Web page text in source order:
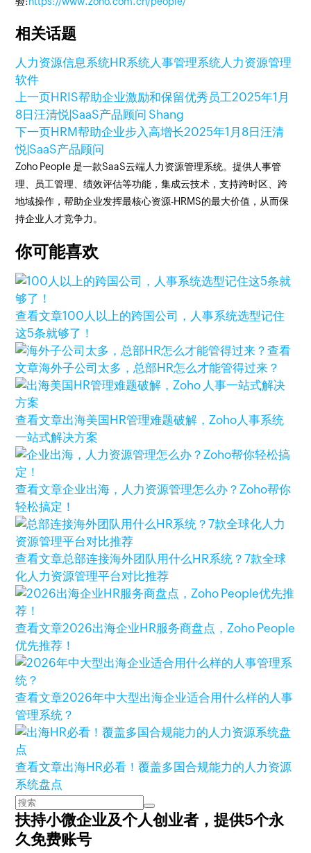
相关话题
人力资源信息系统HR系统人事管理系统人力资源管理
软件
上一页HRIS帮助企业激励和保留优秀员工2025年1月
8日汪清悦|SaaS产品顾问 Shang
下一页HRM帮助企业步入高增长2025年1月8日汪清
悦|SaaS产品顾问
Zoho People 是一款SaaS云端人力资源管理系统。提供人事管
理、员工管理、绩效评估等功能，集成云技术，支持跨时区、跨
地域操作，帮助企业发挥最核心资源-HRMS的最大价值，从而保
持企业人才竞争力。
你可能喜欢
查看文章100人以上的跨国公司，人事系统选型记住
这5条就够了！
查看
文章海外子公司太多，总部HR怎么才能管得过来？
查看文章出海美国HR管理难题破解，Zoho人事系统
一站式解决方案
查看文章企业出海，人力资源管理怎么办？Zoho帮你
轻松搞定！
查看文章总部连接海外团队用什么HR系统？7款全球
化人力资源管理平台对比推荐
查看文章2026出海企业HR服务商盘点，Zoho People
优先推荐！
查看文章2026年中大型出海企业适合用什么样的人事
管理系统？
查看文章出海HR必看！覆盖多国合规能力的人力资源
系统盘点
扶持小微企业及个人创业者，提供5个永
久免费账号